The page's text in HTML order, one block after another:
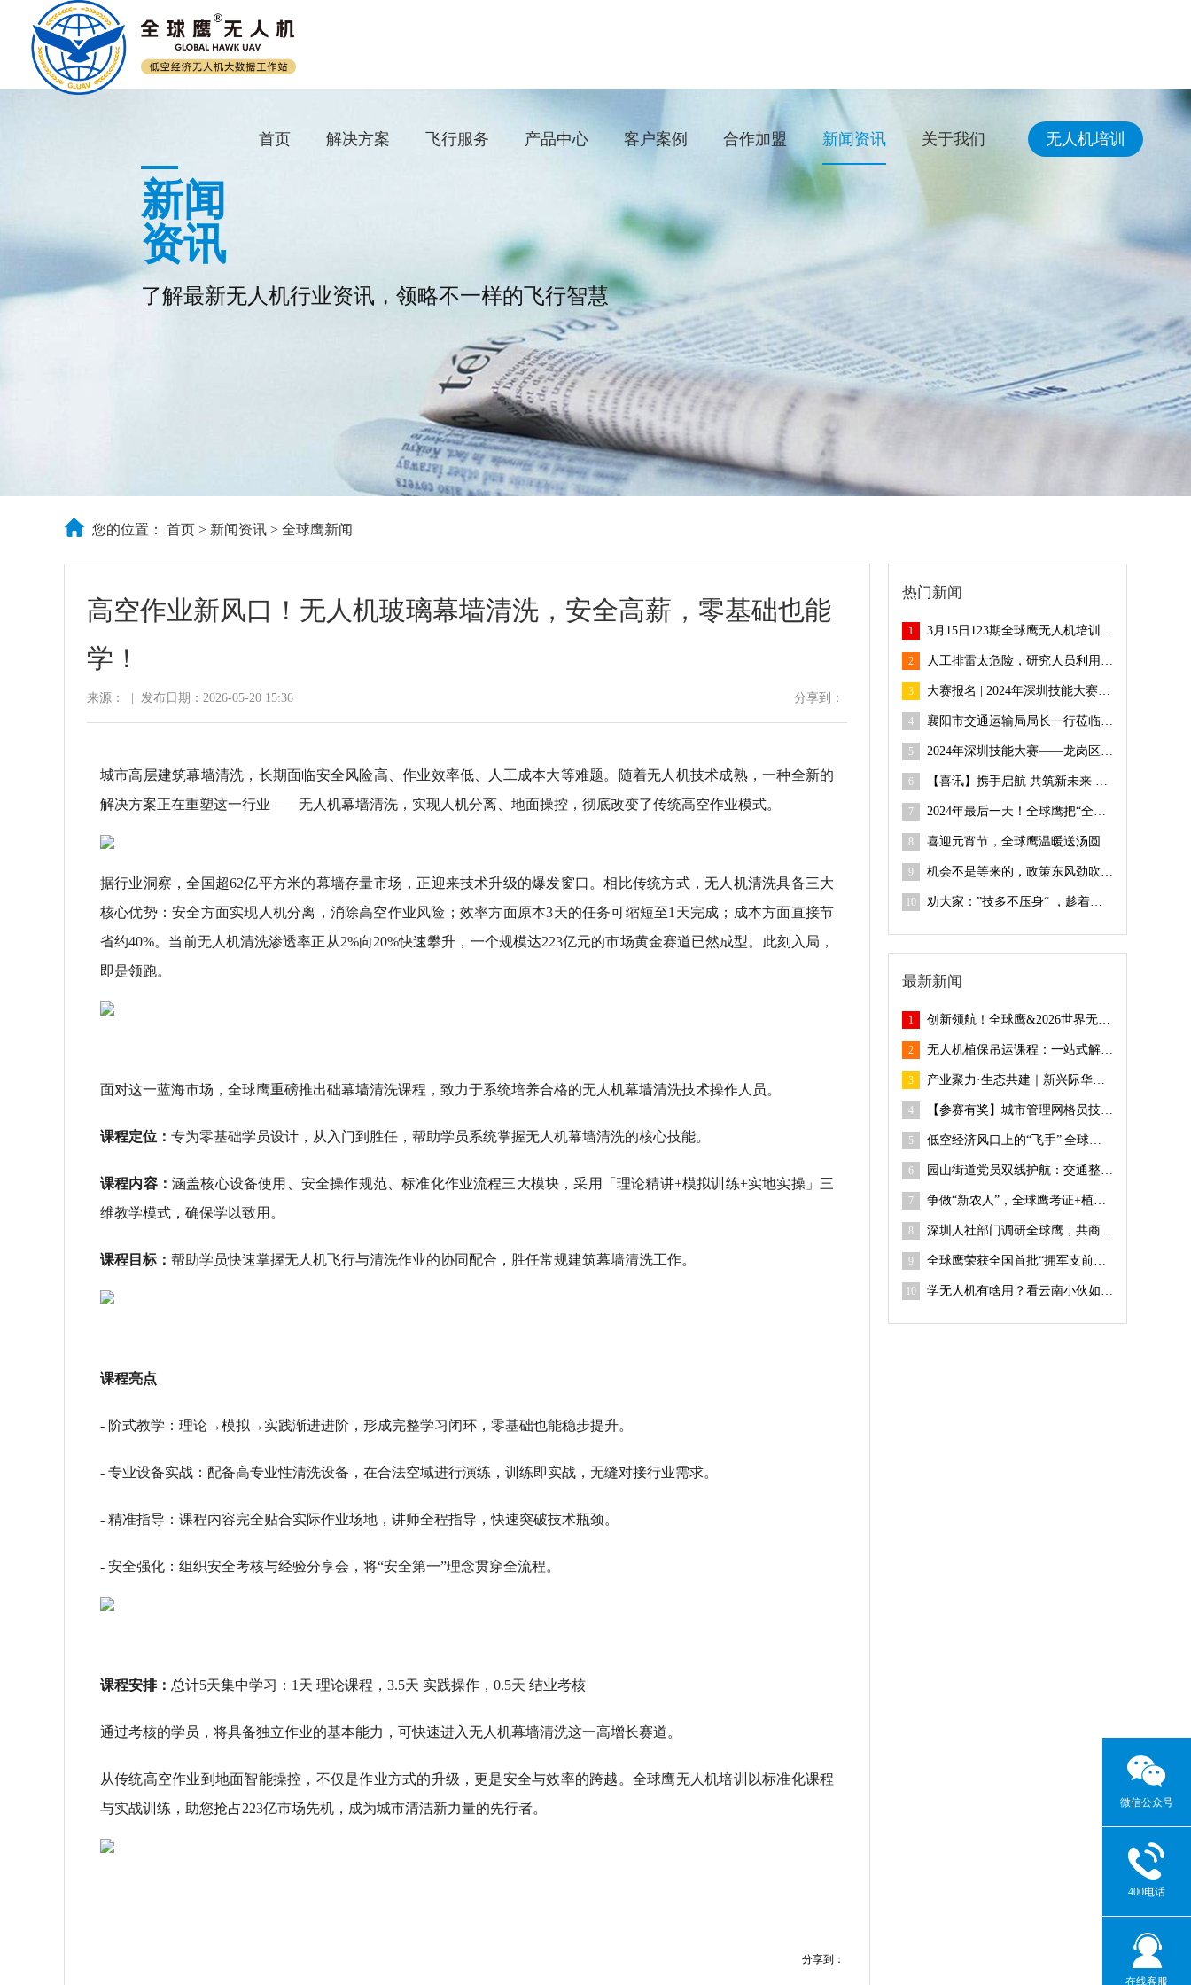
首页 解决方案 飞行服务 产品中心 客户案例 合作加盟 新闻资讯 关于我们 无人机培训
新闻
资讯
了解最新无人机行业资讯，领略不一样的飞行智慧
您的位置： 首页 > 新闻资讯 > 全球鹰新闻
高空作业新风口！无人机玻璃幕墙清洗，安全高薪，零基础也能
学！
来源： 发布日期：2026-05-20 15:36 分享到：
城市高层建筑幕墙清洗，长期面临安全风险高、作业效率低、人工成本大等难题。随着无人机技术成熟，一种全新的
解决方案正在重塑这一行业——无人机幕墙清洗，实现人机分离、地面操控，彻底改变了传统高空作业模式。
据行业洞察，全国超62亿平方米的幕墙存量市场，正迎来技术升级的爆发窗口。相比传统方式，无人机清洗具备三大
核心优势：安全方面实现人机分离，消除高空作业风险；效率方面原本3天的任务可缩短至1天完成；成本方面直接节
省约40%。当前无人机清洗渗透率正从2%向20%快速攀升，一个规模达223亿元的市场黄金赛道已然成型。此刻入局，
即是领跑。
面对这一蓝海市场，全球鹰重磅推出础幕墙清洗课程，致力于系统培养合格的无人机幕墙清洗技术操作人员。
课程定位： 专为零基础学员设计，从入门到胜任，帮助学员系统掌握无人机幕墙清洗的核心技能。
课程内容： 涵盖核心设备使用、安全操作规范、标准化作业流程三大模块，采用「理论精讲+模拟训练+实地实操」三
维教学模式，确保学以致用。
课程目标： 帮助学员快速掌握无人机飞行与清洗作业的协同配合，胜任常规建筑幕墙清洗工作。
课程亮点
- 阶式教学：理论→模拟→实践渐进进阶，形成完整学习闭环，零基础也能稳步提升。
- 专业设备实战：配备高专业性清洗设备，在合法空域进行演练，训练即实战，无缝对接行业需求。
- 精准指导：课程内容完全贴合实际作业场地，讲师全程指导，快速突破技术瓶颈。
- 安全强化：组织安全考核与经验分享会，将“安全第一”理念贯穿全流程。
课程安排： 总计5天集中学习：1天 理论课程，3.5天 实践操作，0.5天 结业考核
通过考核的学员，将具备独立作业的基本能力，可快速进入无人机幕墙清洗这一高增长赛道。
从传统高空作业到地面智能操控，不仅是作业方式的升级，更是安全与效率的跨越。全球鹰无人机培训以标准化课程
与实战训练，助您抢占223亿市场先机，成为城市清洁新力量的先行者。
分享到：
热门新闻
1 3月15日123期全球鹰无人机培训班火热报名中！
2 人工排雷太危险，研究人员利用无人机配合蜜蜂排雷
3 大赛报名 | 2024年深圳技能大赛——龙岗区无人机驾驶员职业技能竞赛开始报名啦~
4 襄阳市交通运输局局长一行莅临全球鹰无人机基地考察合作，共探合作新机遇
5 2024年深圳技能大赛——龙岗区无人机驾驶员职业技能竞赛等你来参与，速戳→
6 【喜讯】携手启航 共筑新未来 全球鹰湖南衡阳大浦培训基地揭牌！
7 2024年最后一天！全球鹰把“全国无人机飞手培训”四项大奖包圆啦
8 喜迎元宵节，全球鹰温暖送汤圆
9 机会不是等来的，政策东风劲吹 “低空经济”迎来黄金机遇期 |全球鹰241期无人机考证开班仪式
10 劝大家：”技多不压身“ ，趁着空闲时间尽早入行”低空经济“| 全球鹰第240期无人机考证开班仪式
最新新闻
1 创新领航！全球鹰&2026世界无人机大会圆满落幕
2 无人机植保吊运课程：一站式解决农业作业难题！
3 产业聚力·生态共建｜新兴际华应急产业公司、广东省应急协会领导莅临全球鹰指导
4 【参赛有奖】城市管理网格员技能竞赛，报名开始啦！
5 低空经济风口上的“飞手”|全球鹰246期无人机考证开班仪式
6 园山街道党员双线护航：交通整治显成效 紧急救援暖人心
7 争做“新农人”，全球鹰考证+植保吊运技能培训课程上线
8 深圳人社部门调研全球鹰，共商无人机职业技能人才培训
9 全球鹰荣获全国首批“拥军支前无人机编队实训基地”
10 学无人机有啥用？看云南小伙如何打开返乡创业新赛道
微信公众号
400电话
在线客服